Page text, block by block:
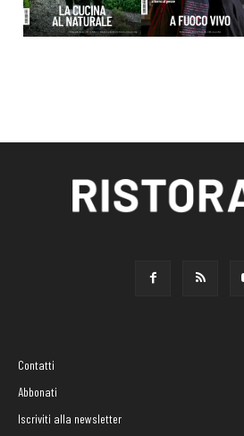
Contatti
Abbonati
Iscriviti alla newsletter